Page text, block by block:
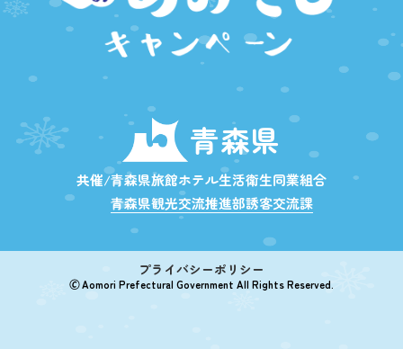
青森県
共催/青森県旅館ホテル生活衛生同業組合
青森県観光交流推進部誘客交流課
プライバシーポリシー
🄫 Aomori Prefectural Government All Rights Reserved.